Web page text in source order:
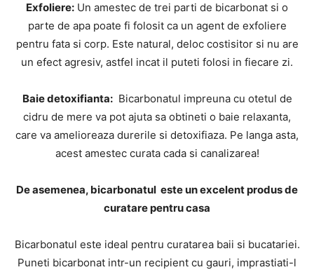
Exfoliere: Un amestec de trei parti de bicarbonat si o
parte de apa poate fi folosit ca un agent de exfoliere
pentru fata si corp. Este natural, deloc costisitor si nu are
un efect agresiv, astfel incat il puteti folosi in fiecare zi.
Baie detoxifianta:Bicarbonatul impreuna cu otetul de
cidru de mere va pot ajuta sa obtineti o baie relaxanta,
care va amelioreaza durerile si detoxifiaza. Pe langa asta,
acest amestec curata cada si canalizarea!
De asemenea, bicarbonatul este un excelent produs de
curatare pentru casa
Bicarbonatul este ideal pentru curatarea baii si bucatariei.
Puneti bicarbonat intr-un recipient cu gauri, imprastiati-l